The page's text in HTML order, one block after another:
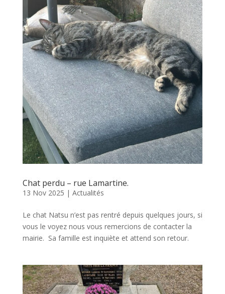
Chat perdu – rue Lamartine.
13 Nov 2025 | Actualités
Le chat Natsu n’est pas rentré depuis quelques jours, si
vous le voyez nous vous remercions de contacter la
mairie. Sa famille est inquiète et attend son retour.